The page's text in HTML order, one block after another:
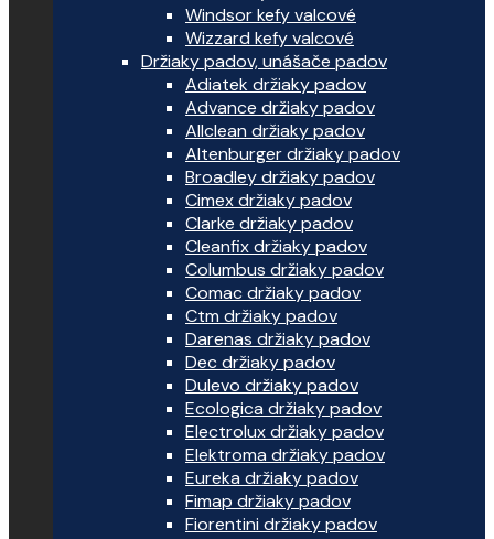
Windsor kefy valcové
Wizzard kefy valcové
Držiaky padov, unášače padov
Adiatek držiaky padov
Advance držiaky padov
Allclean držiaky padov
Altenburger držiaky padov
Broadley držiaky padov
Cimex držiaky padov
Clarke držiaky padov
Cleanfix držiaky padov
Columbus držiaky padov
Comac držiaky padov
Ctm držiaky padov
Darenas držiaky padov
Dec držiaky padov
Dulevo držiaky padov
Ecologica držiaky padov
Electrolux držiaky padov
Elektroma držiaky padov
Eureka držiaky padov
Fimap držiaky padov
Fiorentini držiaky padov